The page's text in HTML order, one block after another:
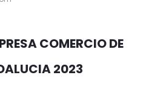
COMERCIO DE
2023